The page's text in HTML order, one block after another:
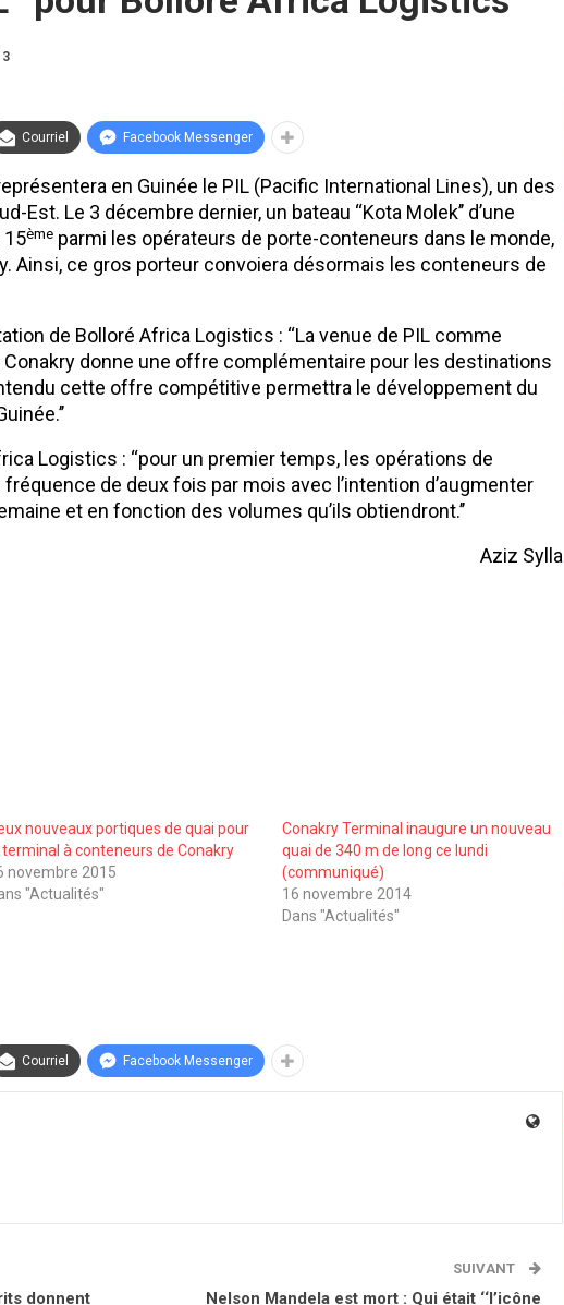
Courriel Facebook Messenger
en Guinée le PIL (Pacific International Lines), un des
Le 3 décembre dernier, un bateau ‘‘Kota Molek’’ d’une
15ème parmi les opérateurs de porte-conteneurs dans le monde,
Ainsi, ce gros porteur convoiera désormais les conteneurs de
de Bolloré Africa Logistics : ‘‘La venue de PIL comme
donne une offre complémentaire pour les destinations
cette offre compétitive permettra le développement du
Logistics : ‘‘pour un premier temps, les opérations de
de deux fois par mois avec l’intention d’augmenter
et en fonction des volumes qu’ils obtiendront.’’
Aziz Sylla
nouveaux portiques de quai pour
terminal à conteneurs de Conakry
novembre 2015
"Actualités"
Conakry Terminal inaugure un nouveau
quai de 340 m de long ce lundi
(communiqué)
16 novembre 2014
Dans "Actualités"
Courriel Facebook Messenger
donnent
SUIVANT
Nelson Mandela est mort : Qui était ‘‘l’icône